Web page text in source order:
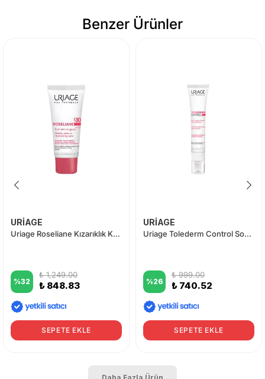
Benzer Ürünler
URİAGE
Uriage Roseliane Kızarıklık Karşıtı ve Yatıştırıcı Bakım Kremi (Hassas Ciltler İçin)
%32
₺ 1,249.00
₺ 848.83
SEPETE EKLE
URİAGE
Uriage Tolederm Control Soothing Care 40 ml
%26
₺ 999.00
₺ 740.52
SEPETE EKLE